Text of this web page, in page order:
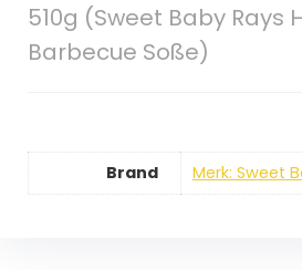
510g (Sweet Baby Rays
Barbecue Soße)
Brand Merk: Sweet